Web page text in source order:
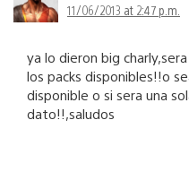
11/06/2013 at 2:47 p.m.
ya lo dieron big
los packs disponibles!!o
disponible o si sera una
dato!!,saludos